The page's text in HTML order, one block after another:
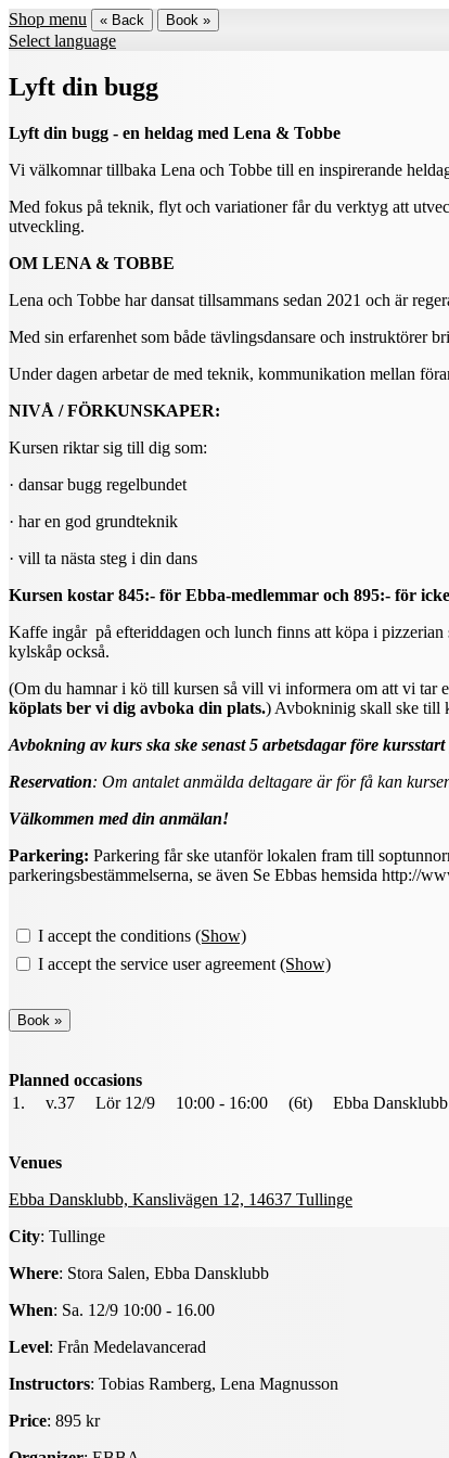
Shop menu « Back Book »
Select language
Lyft din bugg
Lyft din bugg - en heldag med Lena & Tobbe
Vi välkomnar tillbaka Lena och Tobbe till en inspirerande
Med fokus på teknik, flyt och variationer får du verktyg att
utveckling.
OM LENA & TOBBE
Lena och Tobbe har dansat tillsammans sedan 2021 och är
Med sin erfarenhet som både tävlingsdansare och instruktörer
Under dagen arbetar de med teknik, kommunikation mellan
NIVÅ / FÖRKUNSKAPER:
Kursen riktar sig till dig som:
· dansar bugg regelbundet
· har en god grundteknik
· vill ta nästa steg i din dans
Kursen kostar 845:- för Ebba-medlemmar och 895:- för
Kaffe ingår på efteriddagen och lunch finns att köpa i
kylskåp också.
(Om du hamnar i kö till kursen så vill vi informera om att vi tar
köplats ber vi dig avboka din plats.) Avbokninig skall ske till
Avbokning av kurs ska ske senast 5 arbetsdagar före
Reservation: Om antalet anmälda deltagare är för få kan
Välkommen med din anmälan!
Parkering: Parkering får ske utanför lokalen fram till
parkeringsbestämmelserna, se även Se Ebbas hemsida http://
I accept the conditions (Show)
I accept the service user agreement (Show)
Planned occasions
1.
v.37 Lör 12/9 10:00 - 16:00 (6t) Ebba
Venues
Ebba Dansklubb, Kanslivägen 12, 14637 Tullinge
City: Tullinge
Where: Stora Salen, Ebba Dansklubb
When: Sa. 12/9 10:00 - 16.00
Level: Från Medelavancerad
Instructors: Tobias Ramberg, Lena Magnusson
Price: 895 kr